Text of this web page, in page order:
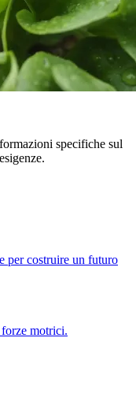
specifiche sul
per costruire un futuro
motrici.